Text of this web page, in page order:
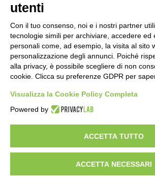
Calcola
Scorporo IVA
Importo lordo (€):
utenti
Con il tuo consenso, noi e i nostri partner
tecnologie simili per archiviare, accedere ed
personali come, ad esempio, la visita al sito
personalizzazione degli annunci. Poiché
alla privacy, è possibile scegliere di non
cookie. Clicca su preferenze GDPR per
Visualizza la Cookie Policy Completa
Powered by
ACCETTA TUTTO
ACCETTA NECESSARI